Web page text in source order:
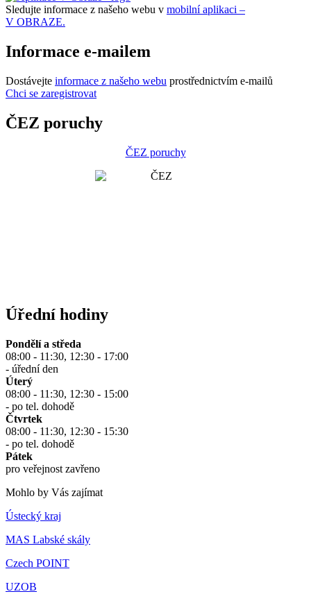
Sledujte informace z našeho webu v mobilní aplikaci –
V OBRAZE.
Informace e-mailem
Dostávejte informace z našeho webu prostřednictvím e-mailů
Chci se zaregistrovat
ČEZ poruchy
ČEZ poruchy
Úřední hodiny
Pondělí a středa
08:00 - 11:30, 12:30 - 17:00
- úřední den
Úterý
08:00 - 11:30, 12:30 - 15:00
- po tel. dohodě
Čtvrtek
08:00 - 11:30, 12:30 - 15:30
- po tel. dohodě
Pátek
pro veřejnost zavřeno
Mohlo by Vás zajímat
Ústecký kraj
MAS Labské skály
Czech POINT
UZOB